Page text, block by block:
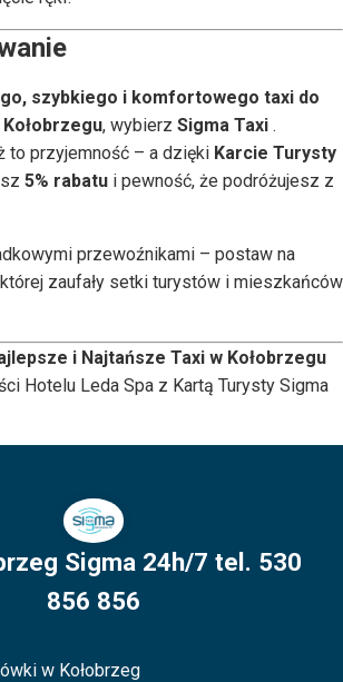
szybkiego i komfortowego taxi do
, wybierz Sigma Taxi .
to przyjemność – a dzięki Karcie Turysty
5% rabatu i pewność, że podróżujesz z
przewoźnikami – postaw na
zaufały setki turystów i mieszkańców
i Najtańsze Taxi w Kołobrzegu
Hotelu Leda Spa z Kartą Turysty Sigma
Sigma 24h/7 tel. 530
856 856
w Kołobrzeg